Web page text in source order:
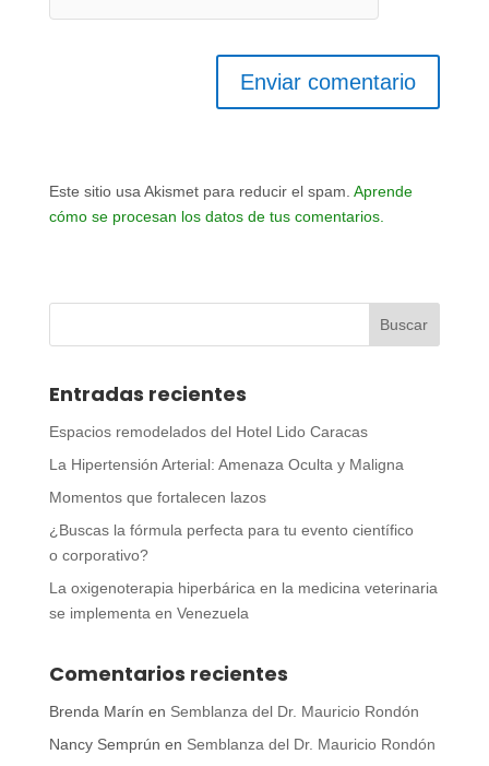
Este sitio usa Akismet para reducir el spam. Aprende
cómo se procesan los datos de tus comentarios.
Entradas recientes
Espacios remodelados del Hotel Lido Caracas
La Hipertensión Arterial: Amenaza Oculta y Maligna
Momentos que fortalecen lazos
¿Buscas la fórmula perfecta para tu evento científico
o corporativo?
La oxigenoterapia hiperbárica en la medicina veterinaria
se implementa en Venezuela
Comentarios recientes
Brenda Marín en Semblanza del Dr. Mauricio Rondón
Nancy Semprún en Semblanza del Dr. Mauricio Rondón